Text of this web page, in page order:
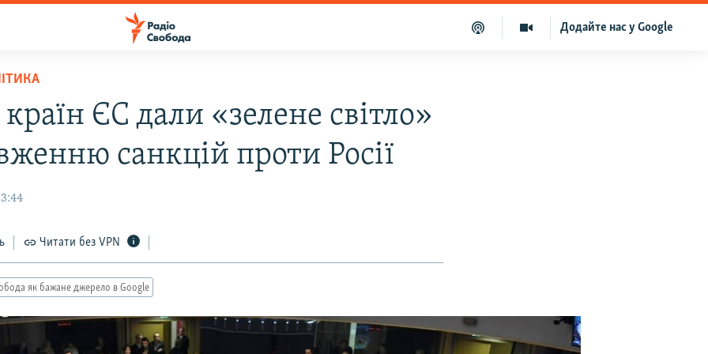
Додайте нас у Google
ЄС дали «зелене світло»
санкцій проти Росії
Читати без VPN
як бажане джерело в Google